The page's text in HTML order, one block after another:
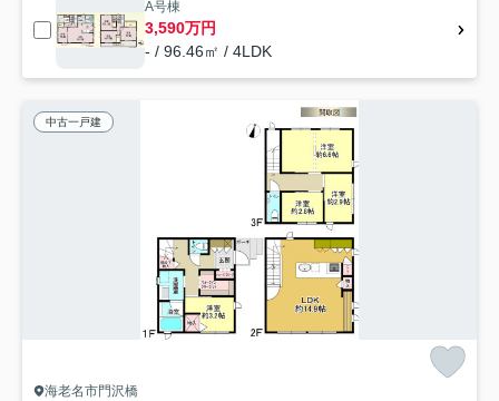
A号棟
3,590万円
- / 96.46㎡ / 4LDK
中古一戸建
海老名市門沢橋